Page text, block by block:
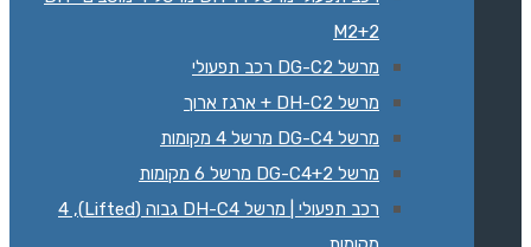
M2+2
מרשל DG-C2 רכב תפעולי
מרשל DH-C2 + ארגז ארוך
מרשל DG-C4 מרשל 4 מקומות
מרשל DG-C4+2 מרשל 6 מקומות
רכב תפעולי | מרשל DH-C4 גבוה (Lifted), 4